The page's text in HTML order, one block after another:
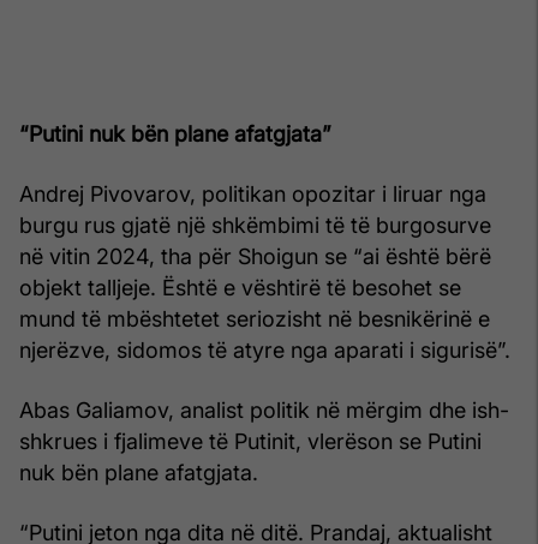
“Putini nuk bën plane afatgjata”
Andrej Pivovarov, politikan opozitar i liruar nga
burgu rus gjatë një shkëmbimi të të burgosurve
në vitin 2024, tha për Shoigun se “ai është bërë
objekt talljeje. Është e vështirë të besohet se
mund të mbështetet seriozisht në besnikërinë e
njerëzve, sidomos të atyre nga aparati i sigurisë”.
Abas Galiamov, analist politik në mërgim dhe ish-
shkrues i fjalimeve të Putinit, vlerëson se Putini
nuk bën plane afatgjata.
“Putini jeton nga dita në ditë. Prandaj, aktualisht